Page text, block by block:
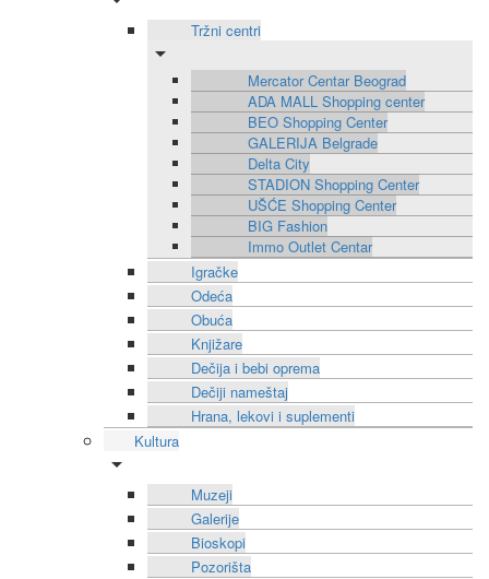
Tržni centri
Mercator Centar Beograd
ADA MALL Shopping center
BEO Shopping Center
GALERIJA Belgrade
Delta City
STADION Shopping Center
UŠĆE Shopping Center
BIG Fashion
Immo Outlet Centar
Igračke
Odeća
Obuća
Knjižare
Dečija i bebi oprema
Dečiji nameštaj
Hrana, lekovi i suplementi
Kultura
Muzeji
Galerije
Bioskopi
Pozorišta